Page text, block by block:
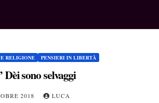
RELIGIONE PENSIERI IN LIBERTÀ
Dèi sono selvaggi
2018 LUCA